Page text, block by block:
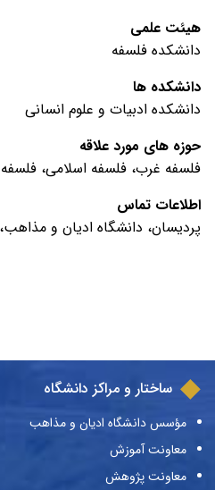
هیئت علمی
دانشکده فلسفه
دانشکده ها
دانشکده ادبیات و علوم انسانی
حوزه های مورد علاقه
فلسفه غرب، فلسفه اسلامی،
اطلاعات تماس
پردیسان، دانشگاه ادیان و
ساختار و مراکز دانشگاه
مؤسس دانشگاه ادیان و مذاهب
معاونت آموزش
معاونت پژوهش